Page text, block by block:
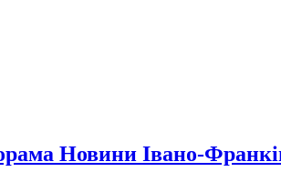
Новини Івано-